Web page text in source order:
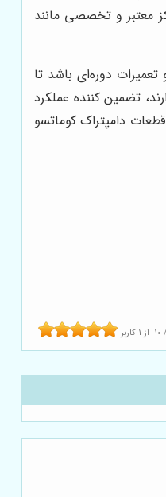
معتبر و تخصصی مانند
دوره‌ای باشد تا
تضمین کننده عملکرد
دامپتراک کوماتسو
10 / از 1 کاربر